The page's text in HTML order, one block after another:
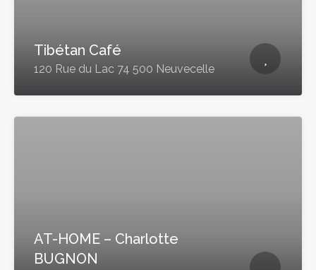
Tibétan Café
120 Rue du Lac 74 500 Neuvecelle
AT-HOME – Charlotte
BUGNON